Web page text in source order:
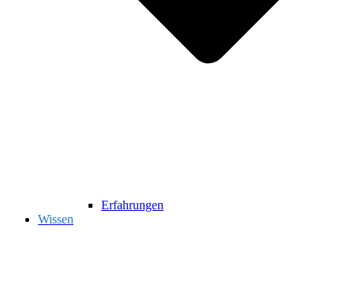
Erfahrungen
Wissen